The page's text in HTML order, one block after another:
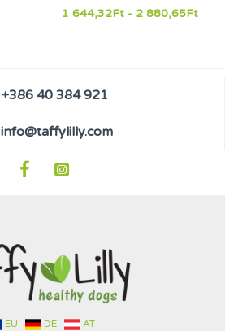
1 644,32Ft - 2 880,65Ft
+386 40 384 921
info@taffylilly.com
EU DE AT